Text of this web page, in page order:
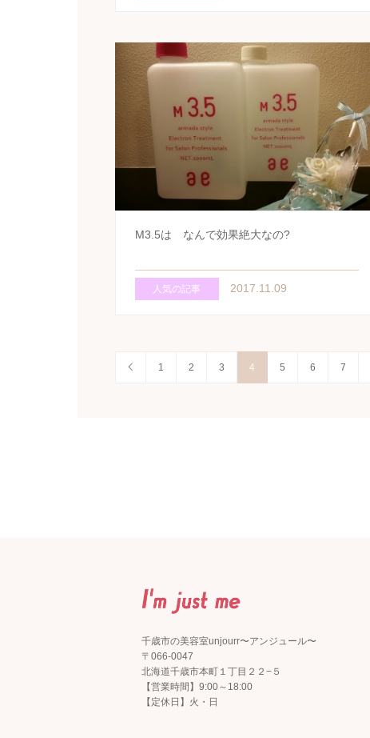
M3.5は なんで効果絶大なの?
人気の記事 2017.11.09
1 2 3 4 5 6 7
千歳市の美容室unjourr〜アンジュール〜
〒066-0047
北海道千歳市本町１丁目２２−５
【営業時間】9:00～18:00
【定休日】火・日